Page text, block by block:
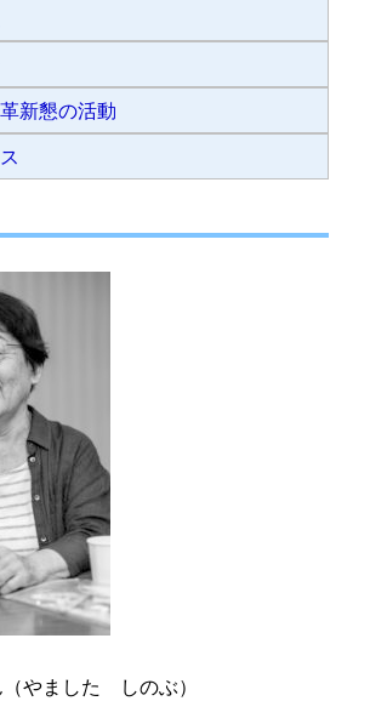
新懇の活動
やました しのぶ）